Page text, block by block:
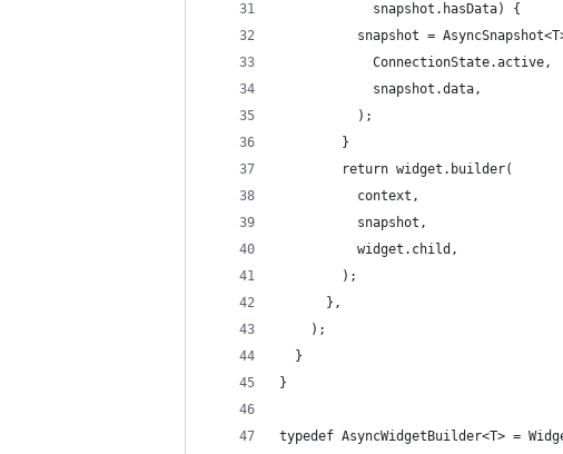
            snapshot.hasData) {
snapshot =
            ConnectionState.active,
            snapshot.data,
          );
        }
        return widget.builder(
          context,
          snapshot,
          widget.child,
        );
      },
    );
  }
}
typedef AsyncWidgetBuilder<T> =